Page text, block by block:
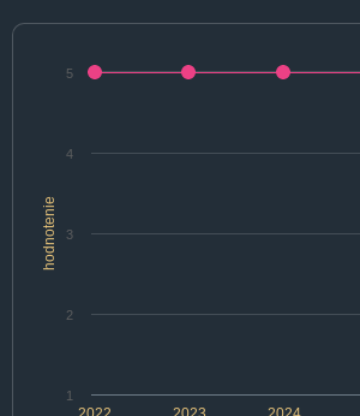
hodnotenie
1
2
3
4
5